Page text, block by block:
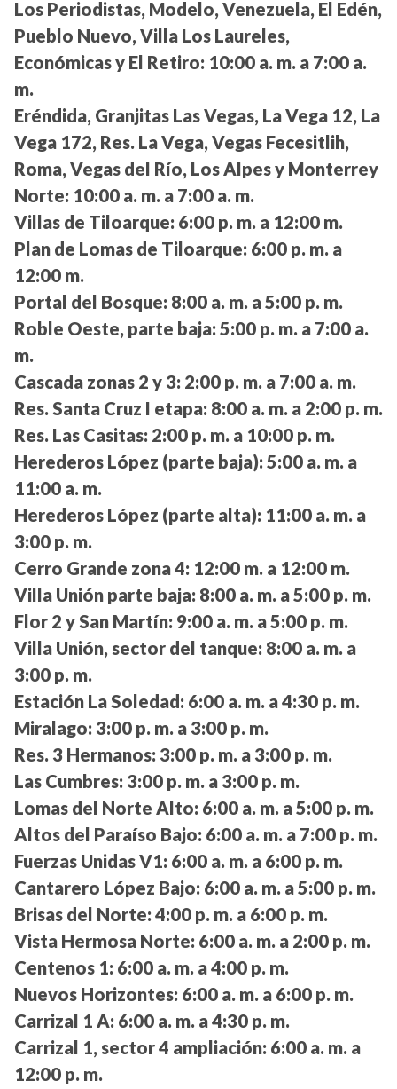
Los Periodistas, Modelo, Venezuela, El Edén,
Pueblo Nuevo, Villa Los Laureles,
Económicas y El Retiro: 10:00 a. m. a 7:00 a.
m.
Eréndida, Granjitas Las Vegas, La Vega 12, La
Vega 172, Res. La Vega, Vegas Fecesitlih,
Roma, Vegas del Río, Los Alpes y Monterrey
Norte: 10:00 a. m. a 7:00 a. m.
Villas de Tiloarque: 6:00 p. m. a 12:00 m.
Plan de Lomas de Tiloarque: 6:00 p. m. a
12:00 m.
Portal del Bosque: 8:00 a. m. a 5:00 p. m.
Roble Oeste, parte baja: 5:00 p. m. a 7:00 a.
m.
Cascada zonas 2 y 3: 2:00 p. m. a 7:00 a. m.
Res. Santa Cruz I etapa: 8:00 a. m. a 2:00 p. m.
Res. Las Casitas: 2:00 p. m. a 10:00 p. m.
Herederos López (parte baja): 5:00 a. m. a
11:00 a. m.
Herederos López (parte alta): 11:00 a. m. a
3:00 p. m.
Cerro Grande zona 4: 12:00 m. a 12:00 m.
Villa Unión parte baja: 8:00 a. m. a 5:00 p. m.
Flor 2 y San Martín: 9:00 a. m. a 5:00 p. m.
Villa Unión, sector del tanque: 8:00 a. m. a
3:00 p. m.
Estación La Soledad: 6:00 a. m. a 4:30 p. m.
Miralago: 3:00 p. m. a 3:00 p. m.
Res. 3 Hermanos: 3:00 p. m. a 3:00 p. m.
Las Cumbres: 3:00 p. m. a 3:00 p. m.
Lomas del Norte Alto: 6:00 a. m. a 5:00 p. m.
Altos del Paraíso Bajo: 6:00 a. m. a 7:00 p. m.
Fuerzas Unidas V1: 6:00 a. m. a 6:00 p. m.
Cantarero López Bajo: 6:00 a. m. a 5:00 p. m.
Brisas del Norte: 4:00 p. m. a 6:00 p. m.
Vista Hermosa Norte: 6:00 a. m. a 2:00 p. m.
Centenos 1: 6:00 a. m. a 4:00 p. m.
Nuevos Horizontes: 6:00 a. m. a 6:00 p. m.
Carrizal 1 A: 6:00 a. m. a 4:30 p. m.
Carrizal 1, sector 4 ampliación: 6:00 a. m. a
12:00 p. m.